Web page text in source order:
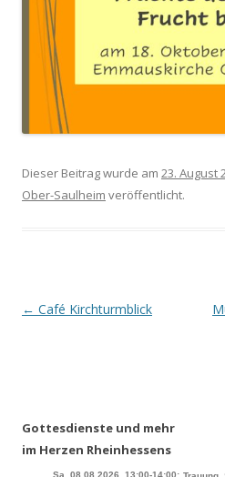
Dieser Beitrag wurde am 23. August
Ober-Saulheim veröffentlicht.
Beitrags-
← Café Kirchturmblick
Gottesdienste und mehr
im Herzen Rheinhessens